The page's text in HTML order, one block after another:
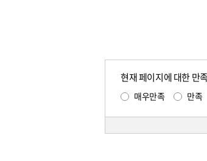
현재 페이지에 대한 만
매우만족 만족